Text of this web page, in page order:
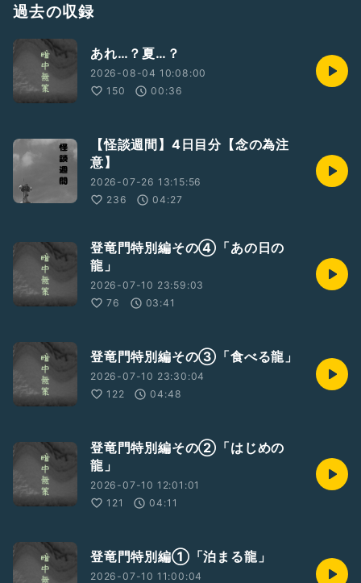
過去の収録
あれ…？夏…？
2026-08-04 10:08:00
150
00:36
【怪談週間】4日目分【念の為注
意】
2026-07-26 13:15:56
236
04:27
登竜門特別編その④「あの日の
龍」
2026-07-10 23:59:03
76
03:41
登竜門特別編その③「食べる龍」
2026-07-10 23:30:04
122
04:48
登竜門特別編その②「はじめの
龍」
2026-07-10 12:01:01
121
04:11
登竜門特別編①「泊まる龍」
2026-07-10 11:00:04